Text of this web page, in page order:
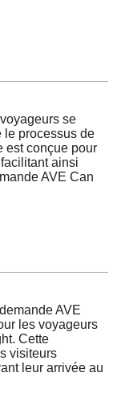
se
le processus de
est conçue pour
ainsi
AVE Can
AVE
les voyageurs
Cette
visiteurs
leur arrivée au